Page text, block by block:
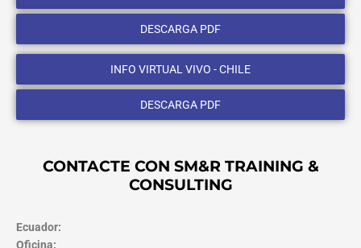
DESCARGA PDF
INFO VIRTUAL VIVO - CHILE
DESCARGA PDF
CONTACTE CON SM&R TRAINING &
CONSULTING
Ecuador:
Oficina: